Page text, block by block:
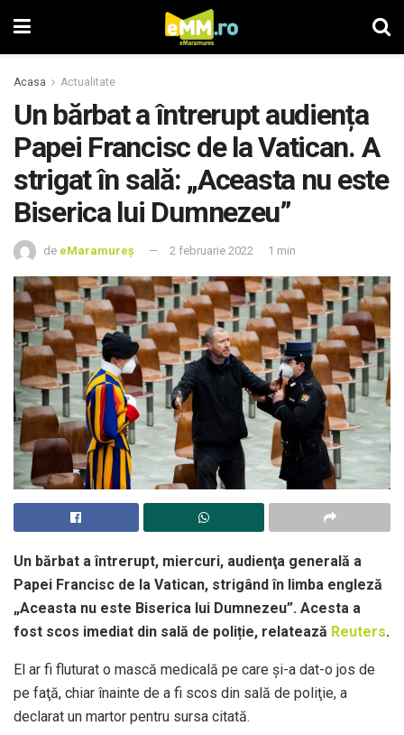
Acasa Actualitate
Un bărbat a întrerupt audiența
Papei Francisc de la Vatican. A
strigat în sală: „Aceasta nu este
Biserica lui Dumnezeu”
de eMaramureș 2 februarie 2022 1 min
Un bărbat a întrerupt, miercuri, audienţa generală a
Papei Francisc de la Vatican, strigând în limba engleză
„Aceasta nu este Biserica lui Dumnezeu”. Acesta a
fost scos imediat din sală de poliție, relatează Reuters.
El ar fi fluturat o mască medicală pe care şi-a dat-o jos de
pe faţă, chiar înainte de a fi scos din sală de poliţie, a
declarat un martor pentru sursa citată.